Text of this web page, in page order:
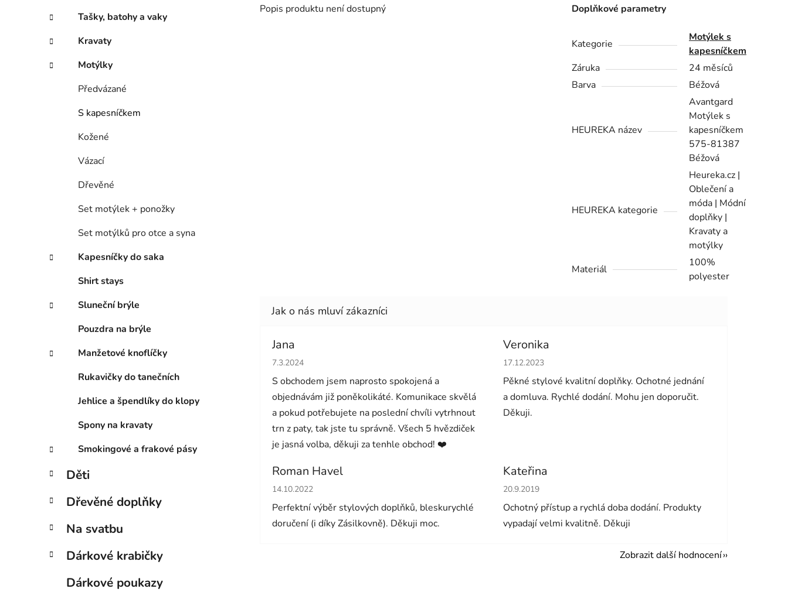
Tašky, batohy a vaky
Kravaty
Motýlky
Předvázané
S kapesníčkem
Kožené
Vázací
Dřevěné
Set motýlek + ponožky
Set motýlků pro otce a syna
Kapesníčky do saka
Shirt stays
Sluneční brýle
Pouzdra na brýle
Manžetové knoflíčky
Rukavičky do tanečních
Jehlice a špendlíky do klopy
Spony na kravaty
Smokingové a frakové pásy
Děti
Dřevěné doplňky
Na svatbu
Dárkové krabičky
Dárkové poukazy
Popis produktu není dostupný Doplňkové parametry
Kategorie
Motýlek s
kapesníčkem
Záruka
24 měsíců
Barva
Béžová
HEUREKA název
Avantgard
Motýlek s
kapesníčkem
575-81387
Béžová
HEUREKA kategorie
Heureka.cz |
Oblečení a
móda | Módní
doplňky |
Kravaty a
motýlky
Materiál
100%
polyester
Jana
Hodnocení obchodu je 5 z 5 hvězdiček.
7.3.2024
S obchodem jsem naprosto spokojená a
objednávám již poněkolikáté. Komunikace skvělá
a pokud potřebujete na poslední chvíli vytrhnout
trn z paty, tak jste tu správně. Všech 5 hvězdiček
je jasná volba, děkuji za tenhle obchod! ❤️
Veronika
Hodnocení obchodu je 5 z 5 hvězdiček.
17.12.2023
Pěkné stylové kvalitní doplňky. Ochotné jednání
a domluva. Rychlé dodání. Mohu jen doporučit.
Děkuji.
Roman Havel
Hodnocení obchodu je 5 z 5 hvězdiček.
14.10.2022
Perfektní výběr stylových doplňků, bleskurychlé
doručení (i díky Zásilkovně). Děkuji moc.
Kateřina
Hodnocení obchodu je 5 z 5 hvězdiček.
20.9.2019
Ochotný přístup a rychlá doba dodání. Produkty
vypadají velmi kvalitně. Děkuji
Zobrazit další hodnocení